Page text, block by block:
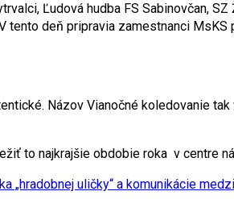
Ľudová hudba FS Sabinovčan, SZ
tento deň pripravia zamestnanci
Názov Vianočné koledovanie
to najkrajšie obdobie roka v centre
„hradobnej uličky“ a komunikácie